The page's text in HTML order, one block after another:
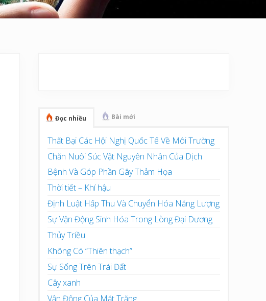
Đọc nhiều Bài mới
Thất Bại Các Hội Nghị Quốc Tế Về Môi Trường
Chăn Nuôi Súc Vật Nguyên Nhân Của Dịch
Bệnh Và Góp Phần Gây Thảm Họa
Thời tiết – Khí hậu
Định Luật Hấp Thu Và Chuyển Hóa Năng Lượng
Sự Vận Động Sinh Hóa Trong Lòng Đại Dương
Thủy Triều
Không Có “Thiên thạch”
Sự Sống Trên Trái Đất
Cây xanh
Vận Động Của Mặt Trăng